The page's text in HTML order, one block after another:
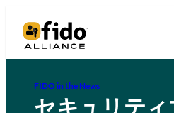
FIDO in the News
セキュリテ